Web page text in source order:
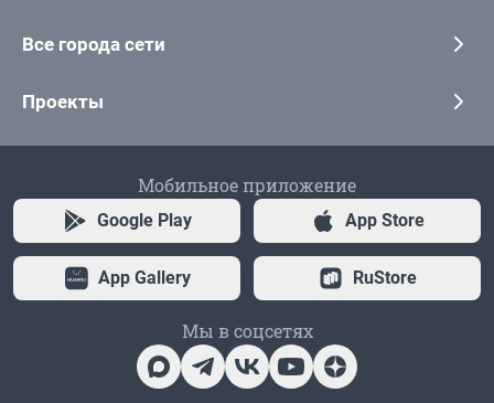
Все города сети
Проекты
Мобильное приложение
Google Play App Store
App Gallery RuStore
Мы в соцсетях